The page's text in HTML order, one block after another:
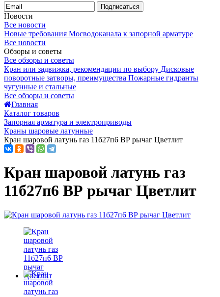
Подписаться
Новости
Все новости
Новые требования Мосводоканала к запорной арматуре
Все новости
Обзоры и советы
Все обзоры и советы
Кран или задвижка, рекомендации по выбору Дисковые
поворотные затворы, преимущества Пожарные гидранты
чугунные и стальные
Все обзоры и советы
Главная
Каталог товаров
Запорная арматура и электроприводы
Краны шаровые латунные
Кран шаровой латунь газ 11б27п6 ВР рычаг Цветлит
Кран шаровой латунь газ
11б27п6 ВР рычаг Цветлит